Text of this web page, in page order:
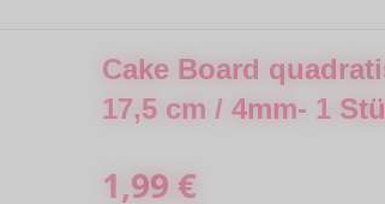
Cake Board
17,5 cm / 4mm- 1
Regulärer Preis:
1,99 €